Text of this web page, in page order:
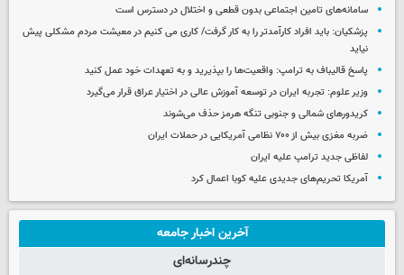
سامانه‌های تامین اجتماعی بدون قطعی و اختلال در دسترس است
پزشکیان: باید افراد کارآمدتر را به کار گرفت/ کاری می کنیم در معیشت مردم مشکلی پیش
نیاید
پاسخ قالیباف به ترامپ: واقعیت‌ها را بپذیرید و به تعهدات خود عمل کنید
وزیر علوم: تجربه ایران در توسعه آموزش عالی در اختیار عراق قرار می‌گیرد
کریدورهای شمالی و جنوبی تنگه هرمز حذف می‌شوند
ضربه مغزی بیش از ۷۰۰ نظامی آمریکایی در حملات ایران
لفاظی جدید ترامپ علیه ایران
آمریکا تحریم‌های جدیدی علیه کوبا اعمال کرد
آخرین اخبار جامعه
چندرسانه‌ای